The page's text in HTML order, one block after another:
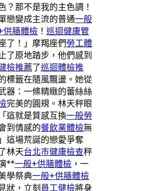
？那不是我的主色調！
戀變成主流的普通一般
供膳體檢 ！ 巡迴健康管
了！」摩羯座們勞工體
了原地踏步，他們感到
檢推薦了巡迴體檢推
標籤在隨風飄盪。她從
器：一條精緻的蕾絲絲
完美的圓規。林天秤眼
這就是質感互換一般勞
到情感的餐飲業體檢無
這場荒誕的戀愛爭奪
林天台北巿健康檢查秤
**一般+供膳體檢 ，一
學祭典一般+供膳體檢
狀，立刻員工健檢將身